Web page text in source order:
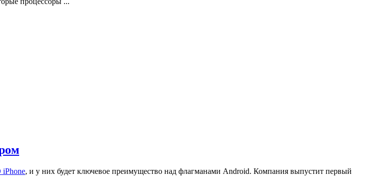
, и у них будет ключевое преимущество над флагманами Android. Компания выпустит первый